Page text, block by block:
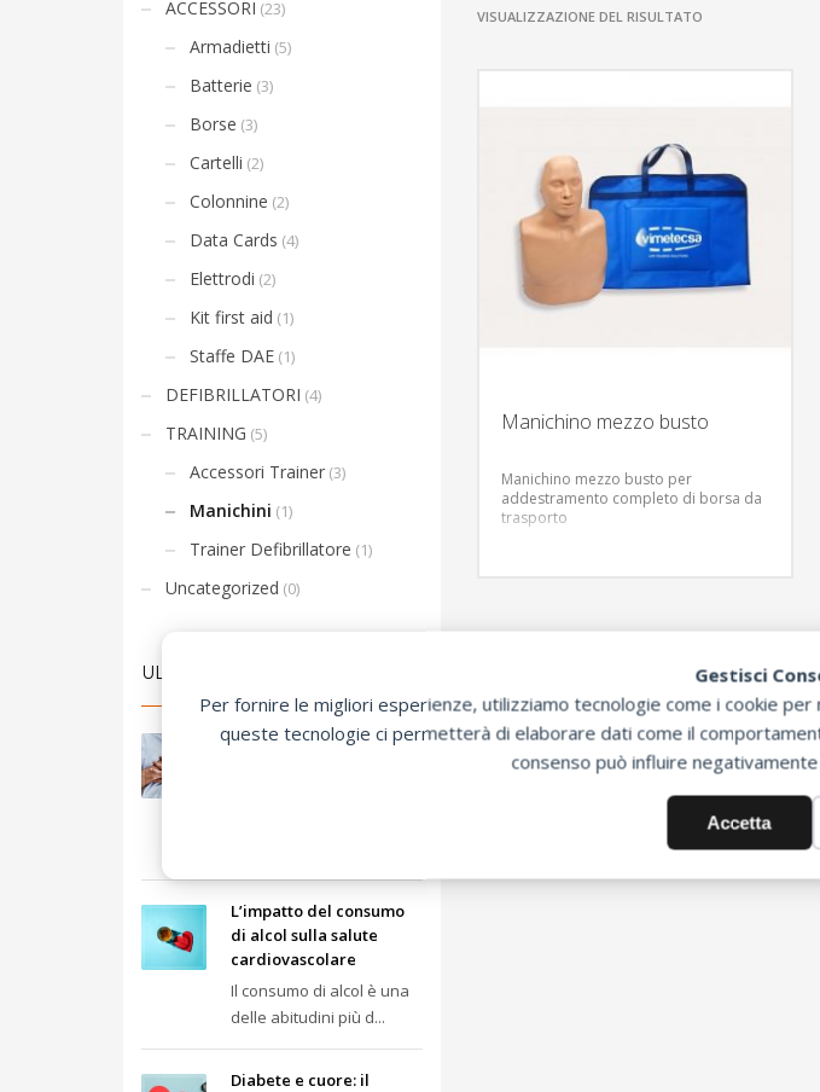
Gestisci
Per fornire le migliori esperienze, utilizziamo tecnologie come i cookie
queste tecnologie ci permetterà di elaborare dati come il
consenso può influire
Accetta
VISUALIZZAZIONE DEL RISULTATO
Manichino mezzo busto
Manichino mezzo busto per
addestramento completo di borsa da
trasporto
ACCESSORI (23)
Armadietti (5)
Batterie (3)
Borse (3)
Cartelli (2)
Colonnine (2)
Data Cards (4)
Elettrodi (2)
Kit first aid (1)
Staffe DAE (1)
DEFIBRILLATORI (4)
TRAINING (5)
Accessori Trainer (3)
Manichini (1)
Trainer Defibrillatore (1)
Uncategorized (0)
ULTIME NEWS
Infarto: sintomi, segnali
L’impatto del consumo
di alcol sulla salute
cardiovascolare
Il consumo di alcol è una
delle abitudini più d...
Diabete e cuore: il